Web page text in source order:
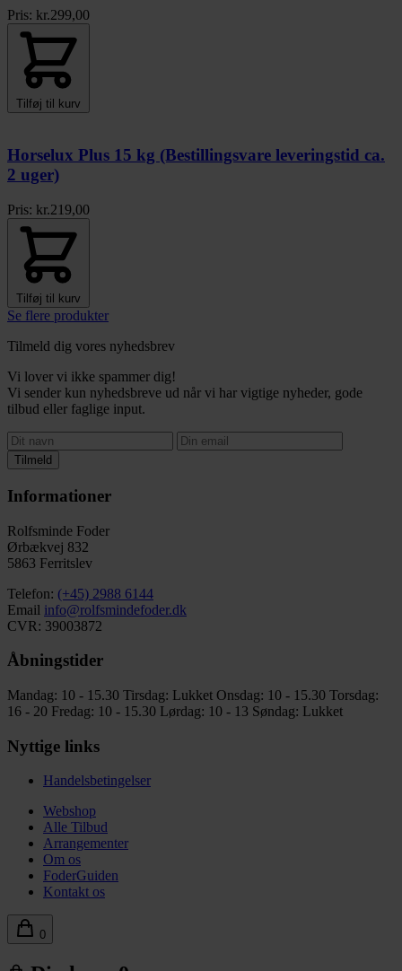
Pris: kr.299,00
Tilføj til kurv
Horselux Plus 15 kg (Bestillingsvare leveringstid ca.
2 uger)
Pris: kr.219,00
Tilføj til kurv
Se flere produkter
Tilmeld dig vores nyhedsbrev
Vi lover vi ikke spammer dig!
Vi sender kun nyhedsbreve ud når vi har vigtige nyheder, gode
tilbud eller faglige input.
Tilmeld
Informationer
Rolfsminde Foder
Ørbækvej 832
5863 Ferritslev
Telefon: (+45) 2988 6144
Email info@rolfsmindefoder.dk
CVR: 39003872
Åbningstider
Mandag: 10 - 15.30 Tirsdag: Lukket Onsdag: 10 - 15.30 Torsdag:
16 - 20 Fredag: 10 - 15.30 Lørdag: 10 - 13 Søndag: Lukket
Nyttige links
Handelsbetingelser
Webshop
Alle Tilbud
Arrangementer
Om os
FoderGuiden
Kontakt os
0